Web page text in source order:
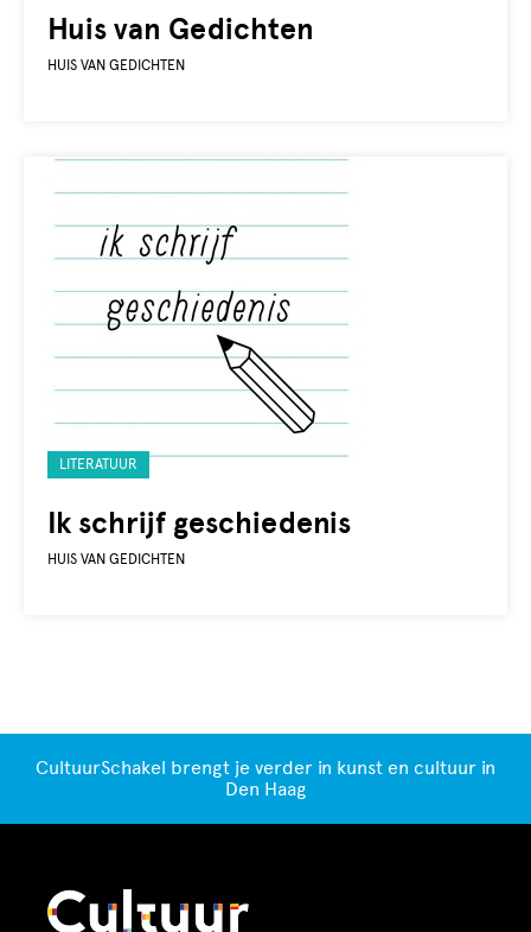
Huis van Gedichten
HUIS VAN GEDICHTEN
Ik schrijf geschiedenis
Gelabeld
met:
LITERATUUR
HUIS VAN GEDICHTEN
CultuurSchakel brengt je verder in kunst en cultuur in
Den Haag